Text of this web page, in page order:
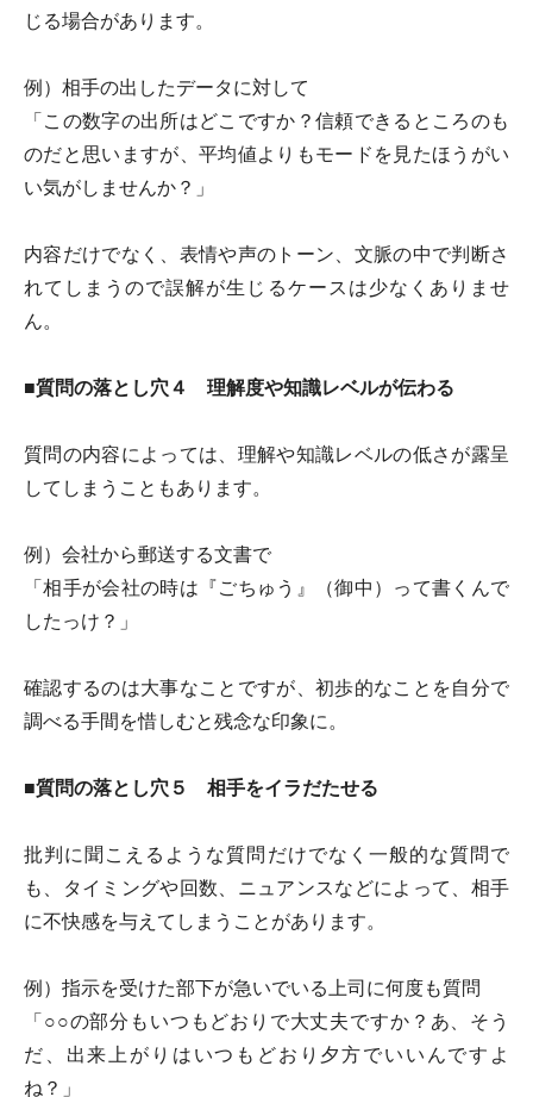
じる場合があります。
例）相手の出したデータに対して
「この数字の出所はどこですか？信頼できるところのも
のだと思いますが、平均値よりもモードを見たほうがい
い気がしませんか？」
内容だけでなく、表情や声のトーン、文脈の中で判断さ
れてしまうので誤解が生じるケースは少なくありませ
ん。
■質問の落とし穴４ 理解度や知識レベルが伝わる
質問の内容によっては、理解や知識レベルの低さが露呈
してしまうこともあります。
例）会社から郵送する文書で
「相手が会社の時は『ごちゅう』（御中）って書くんで
したっけ？」
確認するのは大事なことですが、初歩的なことを自分で
調べる手間を惜しむと残念な印象に。
■質問の落とし穴５ 相手をイラだたせる
批判に聞こえるような質問だけでなく一般的な質問で
も、タイミングや回数、ニュアンスなどによって、相手
に不快感を与えてしまうことがあります。
例）指示を受けた部下が急いでいる上司に何度も質問
「○○の部分もいつもどおりで大丈夫ですか？あ、そう
だ、出来上がりはいつもどおり夕方でいいんですよ
ね？」